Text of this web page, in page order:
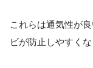
これらは通気性が
ビが防止しやすくな